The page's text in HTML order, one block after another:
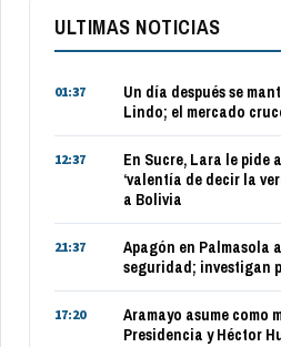
ULTIMAS NOTICIAS
01:37
Un día después se
Lindo; el mercado
12:37
En Sucre, Lara le pide
‘valentía de decir la
a Bolivia
21:37
Apagón en Palmasola
seguridad; investigan
17:20
Aramayo asume como
Presidencia y Héctor